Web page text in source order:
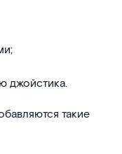
джойстика.
такие